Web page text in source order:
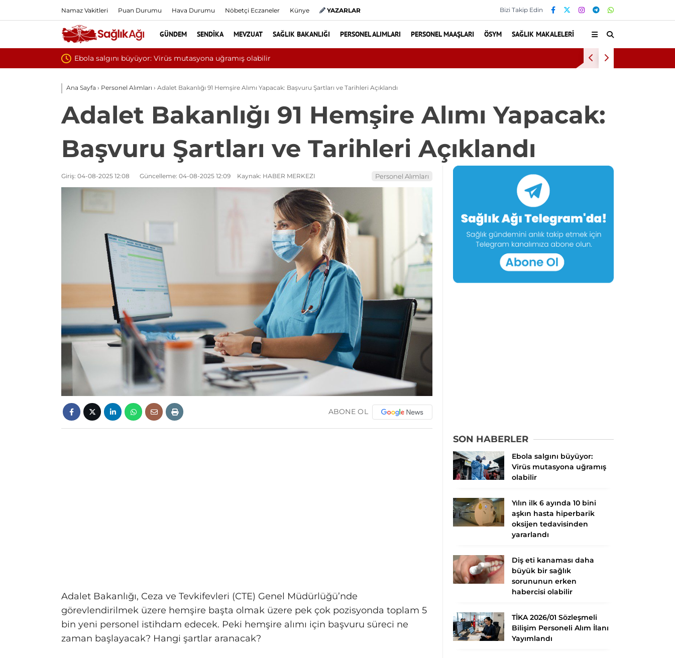
Namaz Vakitleri Puan Durumu Hava Durumu Nöbetçi Eczaneler Künye YAZARLAR Bizi Takip Edin
GÜNDEM SENDIKA MEVZUAT SAĞLIK BAKANLIĞI PERSONEL ALIMLARI PERSONEL MAAŞLARI ÖSYM SAĞLIK MAKALELERI
Yılın ilk 6 ayında 10 bini aşkın hasta hiperbarik oksijen tedavisinden yararlandı
Ana Sayfa › Personel Alımları › Adalet Bakanlığı 91 Hemşire Alımı Yapacak: Başvuru Şartları ve Tarihleri Açıklandı
Adalet Bakanlığı 91 Hemşire Alımı Yapacak:
Başvuru Şartları ve Tarihleri Açıklandı
Giriş: 04-08-2025 12:08 Güncelleme: 04-08-2025 12:09 Kaynak: HABER MERKEZI Personel Alımları
ABONE OL
Adalet Bakanlığı, Ceza ve Tevkifevleri (CTE) Genel Müdürlüğü’nde
görevlendirilmek üzere hemşire başta olmak üzere pek çok pozisyonda toplam 5
bin yeni personel istihdam edecek. Peki hemşire alımı için başvuru süreci ne
zaman başlayacak? Hangi şartlar aranacak?
SON HABERLER
Ebola salgını büyüyor:
Virüs mutasyona uğramış
olabilir
Yılın ilk 6 ayında 10 bini
aşkın hasta hiperbarik
oksijen tedavisinden
yararlandı
Diş eti kanaması daha
büyük bir sağlık
sorununun erken
habercisi olabilir
TİKA 2026/01 Sözleşmeli
Bilişim Personeli Alım İlanı
Yayımlandı